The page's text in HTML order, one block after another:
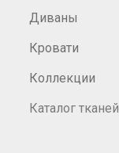
Диваны
Кровати
Коллекции
Каталог тканей